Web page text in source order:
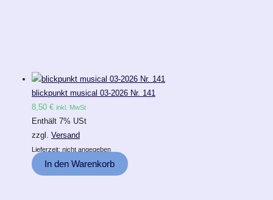
blickpunkt musical 03-2026 Nr. 141
8,50 € inkl. MwSt
Enthält 7% USt
zzgl. Versand
Lieferzeit: nicht angegeben
In den Warenkorb